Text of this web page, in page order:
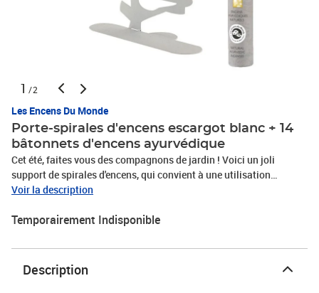
1 /2
Les Encens Du Monde
Porte-spirales d'encens escargot blanc + 14
bâtonnets d'encens ayurvédique
Cet été, faites vous des compagnons de jardin ! Voici un joli
support de spirales d'encens, qui convient à une utilisation
intérieure comme extérieure. Sa découpe en fer lisse blanche fait
au froid, et est donc un support idéal pour vos spirales d'encens. Il
l'escargot ! Adoptez-le ! Dimensions : 13 x 4,5 x 13 cm. Fabriqué en
Italie. Le tube de 14 bâtonnets d'encens Découverte permet de
dévoiler et découvrir les produits de cette gamme authentique
Voir la description
Temporairement Indisponible
Description